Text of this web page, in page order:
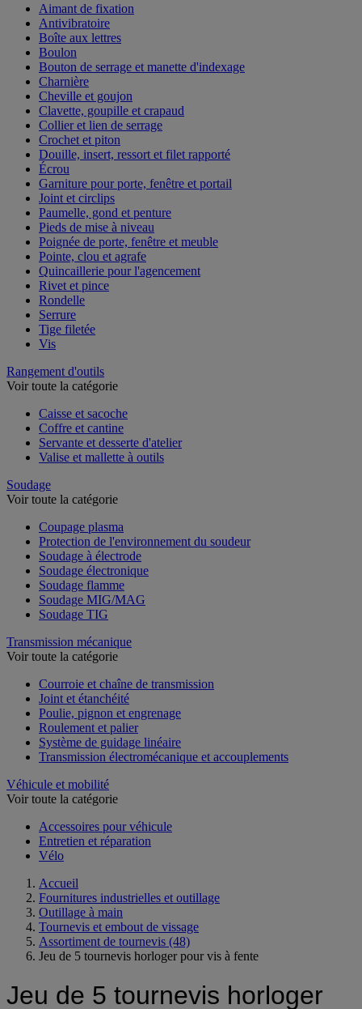
Aimant de fixation
Antivibratoire
Boîte aux lettres
Boulon
Bouton de serrage et manette d'indexage
Charnière
Cheville et goujon
Clavette, goupille et crapaud
Collier et lien de serrage
Crochet et piton
Douille, insert, ressort et filet rapporté
Écrou
Garniture pour porte, fenêtre et portail
Joint et circlips
Paumelle, gond et penture
Pieds de mise à niveau
Poignée de porte, fenêtre et meuble
Pointe, clou et agrafe
Quincaillerie pour l'agencement
Rivet et pince
Rondelle
Serrure
Tige filetée
Vis
Rangement d'outils
Voir toute la catégorie
Caisse et sacoche
Coffre et cantine
Servante et desserte d'atelier
Valise et mallette à outils
Soudage
Voir toute la catégorie
Coupage plasma
Protection de l'environnement du soudeur
Soudage à électrode
Soudage électronique
Soudage flamme
Soudage MIG/MAG
Soudage TIG
Transmission mécanique
Voir toute la catégorie
Courroie et chaîne de transmission
Joint et étanchéité
Poulie, pignon et engrenage
Roulement et palier
Système de guidage linéaire
Transmission électromécanique et accouplements
Véhicule et mobilité
Voir toute la catégorie
Accessoires pour véhicule
Entretien et réparation
Vélo
Accueil
Fournitures industrielles et outillage
Outillage à main
Tournevis et embout de vissage
Assortiment de tournevis (48)
Jeu de 5 tournevis horloger pour vis à fente
Jeu de 5 tournevis horloger